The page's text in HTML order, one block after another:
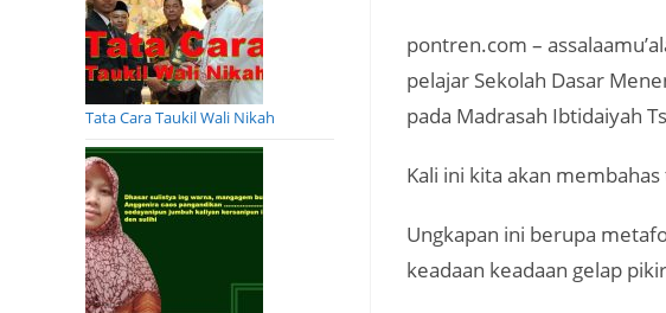
pontren.com –
pelajar Sekolah Dasar
pada Madrasah Ibtidaiyah
Kali ini kita akan
Ungkapan ini berupa
keadaan keadaan gelap
Tata Cara Taukil Wali Nikah